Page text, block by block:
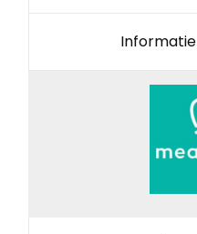
Informatie